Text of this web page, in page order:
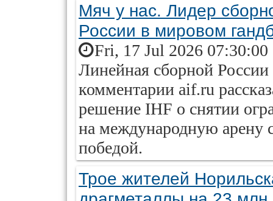
Мяч у нас. Лидер
России в мировом
Fri, 17 Jul 2026 07:30:00
Линейная сборной
комментарии aif.ru
решение IHF о снятии
на международную арену
победой.
Трое жителей